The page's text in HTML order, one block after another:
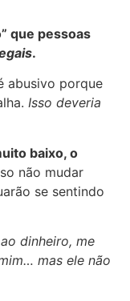
que pessoas
.
abusivo porque
Isso deveria
baixo, o
não mudar
se sentindo
dinheiro, me
mas ele não